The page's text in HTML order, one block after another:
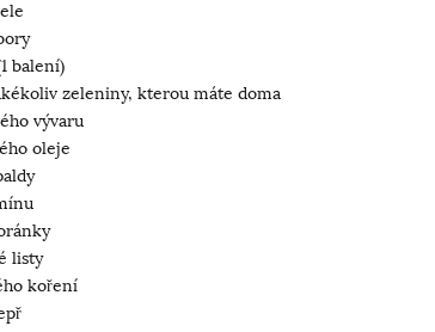
balení)
zeleniny, kterou máte doma
vývaru
oleje
listy
koření